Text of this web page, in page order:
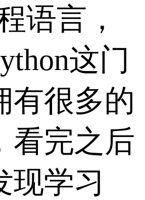
语言，
这门
有很多的
看完之后
现学习